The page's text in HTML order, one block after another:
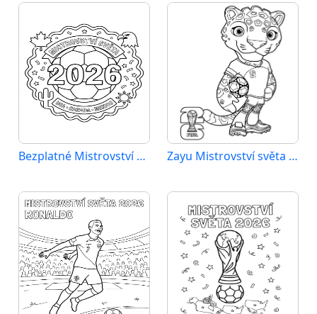
Bezplatné Mistrovství světa 2026 k vytištění Zayu Mistrovství světa 2026